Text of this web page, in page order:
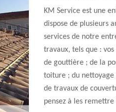
KM Service est une
dispose de plusieurs
services de notre
travaux, tels que :
de gouttière ; de la
toiture ; du
de travaux de
pensez à les remettre